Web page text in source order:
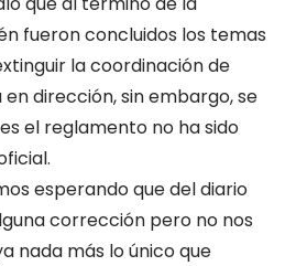
fueron concluidos los temas
la coordinación de
dirección, sin embargo, se
el reglamento no ha sido
esperando que del diario
corrección pero no nos
nada más lo único que